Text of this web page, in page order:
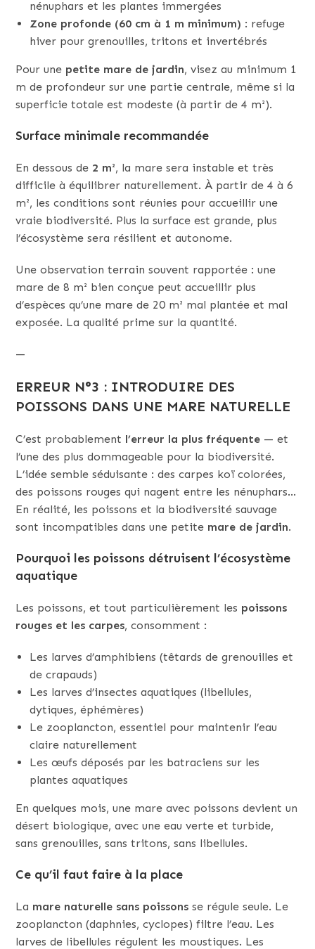
nénuphars et les plantes immergées
Zone profonde (60 cm à 1 m minimum) : refuge
hiver pour grenouilles, tritons et invertébrés
Pour une petite mare de jardin, visez au minimum 1
m de profondeur sur une partie centrale, même si la
superficie totale est modeste (à partir de 4 m²).
Surface minimale recommandée
En dessous de 2 m², la mare sera instable et très
difficile à équilibrer naturellement. À partir de 4 à 6
m², les conditions sont réunies pour accueillir une
vraie biodiversité. Plus la surface est grande, plus
l’écosystème sera résilient et autonome.
Une observation terrain souvent rapportée : une
mare de 8 m² bien conçue peut accueillir plus
d’espèces qu’une mare de 20 m² mal plantée et mal
exposée. La qualité prime sur la quantité.
—
ERREUR N°3 : INTRODUIRE DES
POISSONS DANS UNE MARE NATURELLE
C’est probablement l’erreur la plus fréquente — et
l’une des plus dommageable pour la biodiversité.
L’idée semble séduisante : des carpes koï colorées,
des poissons rouges qui nagent entre les nénuphars…
En réalité, les poissons et la biodiversité sauvage
sont incompatibles dans une petite mare de jardin.
Pourquoi les poissons détruisent l’écosystème
aquatique
Les poissons, et tout particulièrement les poissons
rouges et les carpes, consomment :
Les larves d’amphibiens (têtards de grenouilles et
de crapauds)
Les larves d’insectes aquatiques (libellules,
dytiques, éphémères)
Le zooplancton, essentiel pour maintenir l’eau
claire naturellement
Les œufs déposés par les batraciens sur les
plantes aquatiques
En quelques mois, une mare avec poissons devient un
désert biologique, avec une eau verte et turbide,
sans grenouilles, sans tritons, sans libellules.
Ce qu’il faut faire à la place
La mare naturelle sans poissons se régule seule. Le
zooplancton (daphnies, cyclopes) filtre l’eau. Les
larves de libellules régulent les moustiques. Les